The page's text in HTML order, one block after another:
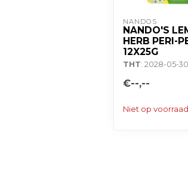
NANDOS
NANDO'S
HERB PERI-
12X25G
THT: 2028-05-30
€--,--
Niet op voorraad